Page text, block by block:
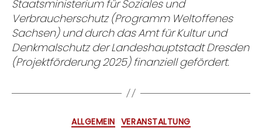
Staatsministerium für Soziales und
Verbraucherschutz (Programm Weltoffenes
Sachsen) und durch das Amt für Kultur und
Denkmalschutz der Landeshauptstadt Dresden
(Projektförderung 2025) finanziell gefördert.
Kategorien
ALLGEMEIN VERANSTALTUNG